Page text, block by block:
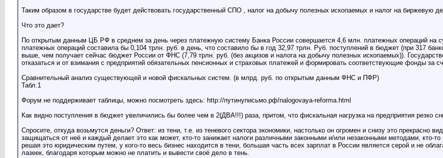
Таким образом в государстве будет действовать государственный СПО , налог на добычу полезных ископаемых и налог на биржевую
Что это дает?
По открытым данным ЦБ РФ в среднем за день через платежную систему Банка России совершается 4,6 млн. платежных операций на
платежных операций составила бы 0,104 трлн. руб. в день, что составило бы в год 32,97 трлн. Руб. поступлений в бюджет (при 317
выше, чем получает сейчас бюджет России от ФНС (7,79 трлн. руб. (без акцизов и налога на добычу полезных ископаемых)).
отказаться и от взимания с предприятий обязательных пенсионных и страховых платежей и формировать соответствующие фонды за
Сравнительный анализ существующей и новой фискальных систем. (в млрд. руб. по открытым данным ФНС и ПФР)
Табл.1
Форум не поддерживает таблицы, можно посмотреть здесь: http://путинуписьмо.рф/nalogovaya-reforma.html
Как видно поступления в бюджет увеличились бы более чем в 2(ДВА!!!) раза, притом, что фискальная нагрузка на предприятия резко
Спросите, откуда возьмутся деньги? Ответ: из тени, т.е. из теневого сектора экономики, настолько он огромен и снизу это
защищаться от неё и каждый делает это как может, кто-то занижает налоги различными законными и/или незаконными методами, кто-
решая это юридическим путем, у кого-то весь бизнес находится в тени, большая часть всех зарплат в России является серой и не
лазеек, благодаря которым можно не платить и вывести своё дело в тень.